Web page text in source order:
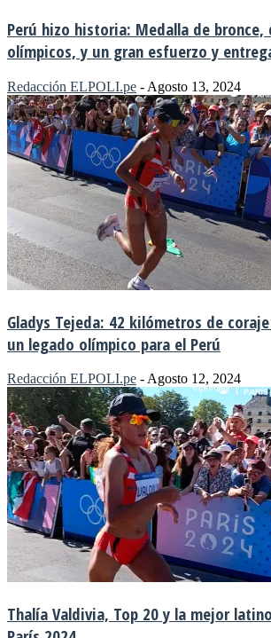
Perú hizo historia: Medalla de bronce,
olímpicos, y un gran esfuerzo y
Redacción ELPOLI.pe - Agosto 13, 2024
Gladys Tejeda: 42 kilómetros de
un legado olímpico para el Perú
Redacción ELPOLI.pe - Agosto 12, 2024
Thalía Valdivia, Top 20 y la mejor